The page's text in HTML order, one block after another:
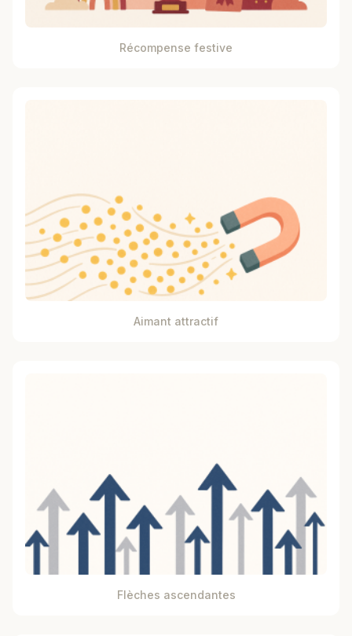
Récompense festive
Aimant attractif
Flèches ascendantes